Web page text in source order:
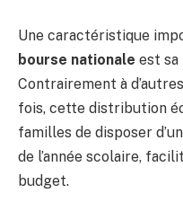
Une caractéristique
bourse nationale est
Contrairement à
fois, cette distribution
familles de disposer
de l’année scolaire,
budget.